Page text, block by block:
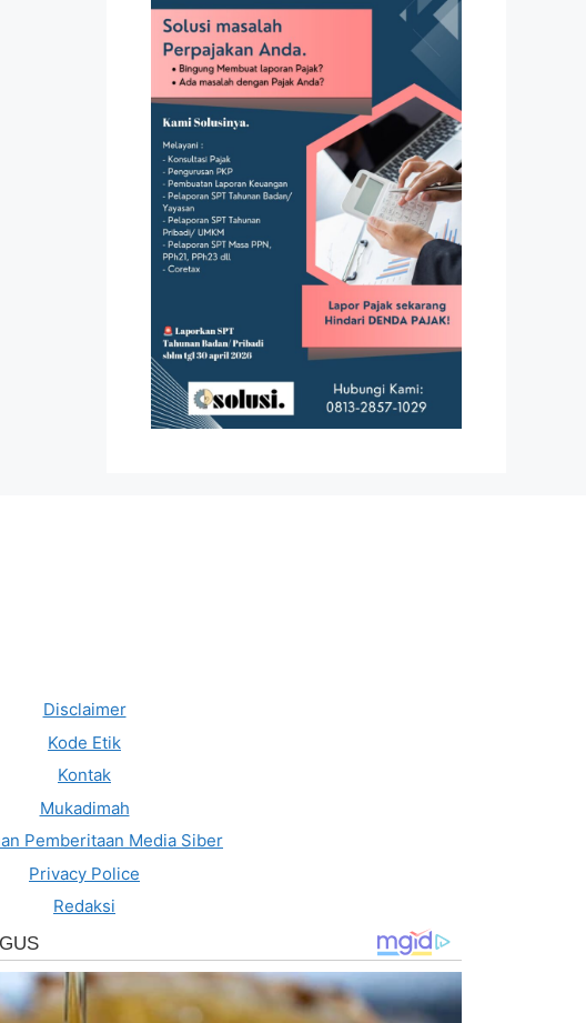
Disclaimer
Kode Etik
Kontak
Mukadimah
Pemberitaan Media Siber
Privacy Police
Redaksi